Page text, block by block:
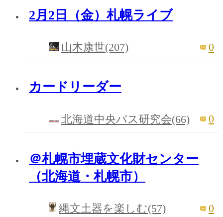
2月2日（金）札幌ライブ
山木康世(207) 0
カードリーダー
北海道中央バス研究会(66) 0
＠札幌市埋蔵文化財センター
（北海道・札幌市）
縄文土器を楽しむ(57) 0